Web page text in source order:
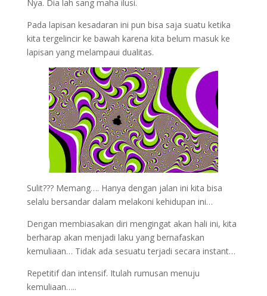
Nya. Dia lah sang maha ilusi.
Pada lapisan kesadaran ini pun bisa saja suatu ketika
kita tergelincir ke bawah karena kita belum masuk ke
lapisan yang melampaui dualitas.
Sulit??? Memang…. Hanya dengan jalan ini kita bisa
selalu bersandar dalam melakoni kehidupan ini…
Dengan membiasakan diri mengingat akan hali ini, kita
berharap akan menjadi laku yang bernafaskan
kemuliaan… Tidak ada sesuatu terjadi secara instant…
Repetitif dan intensif. Itulah rumusan menuju
kemuliaan…..